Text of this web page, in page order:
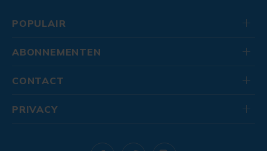
POPULAIR
ABONNEMENTEN
CONTACT
PRIVACY